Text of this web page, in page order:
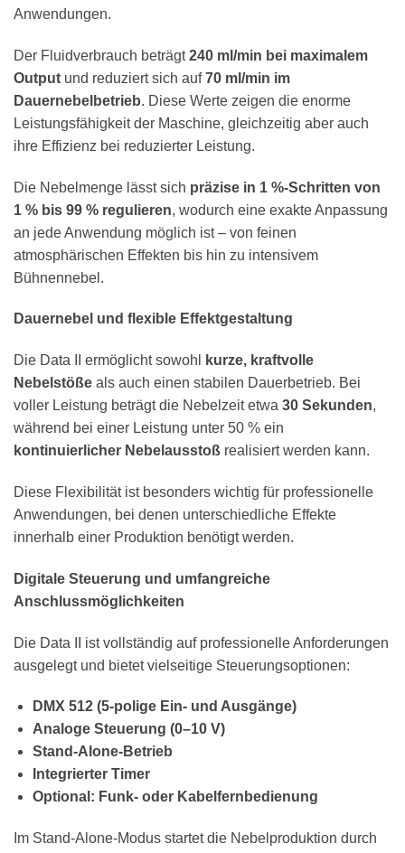
Anwendungen.
Der Fluidverbrauch beträgt240 ml/min bei maximalem
Output und reduziert sich auf70 ml/min im
Dauernebelbetrieb. Diese Werte zeigen die enorme
Leistungsfähigkeit der Maschine, gleichzeitig aber auch
ihre Effizienz bei reduzierter Leistung.
Die Nebelmenge lässt sich präzise in 1 %-Schritten von
1 % bis 99 % regulieren, wodurch eine exakte Anpassung
an jede Anwendung möglich ist – von feinen
atmosphärischen Effekten bis hin zu intensivem
Bühnennebel.
Dauernebel und flexible Effektgestaltung
Die Data II ermöglicht sowohl
kurze, kraftvolle
Nebelstöße als auch einen stabilen Dauerbetrieb. Bei
voller Leistung beträgt die Nebelzeit etwa 30 Sekunden,
während bei einer Leistung unter 50 % ein
kontinuierlicher Nebelausstoß realisiert werden kann.
Diese Flexibilität ist besonders wichtig für professionelle
Anwendungen, bei denen unterschiedliche Effekte
innerhalb einer Produktion benötigt werden.
Digitale Steuerung und umfangreiche
Anschlussmöglichkeiten
Die Data II ist vollständig auf professionelle Anforderungen
ausgelegt und bietet vielseitige Steuerungsoptionen:
DMX 512 (5-polige Ein- und Ausgänge)
Analoge Steuerung (0–10 V)
Stand-Alone-Betrieb
Integrierter Timer
Optional: Funk- oder Kabelfernbedienung
Im Stand-Alone-Modus startet die Nebelproduktion durch